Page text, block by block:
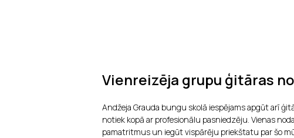
Vienreizēja grupu ģitāras
Andžeja Grauda bungu skolā iespējams apgūt arī
notiek kopā ar profesionālu pasniedzēju. Vienas
pamatritmus un iegūt vispārēju priekštatu par šo